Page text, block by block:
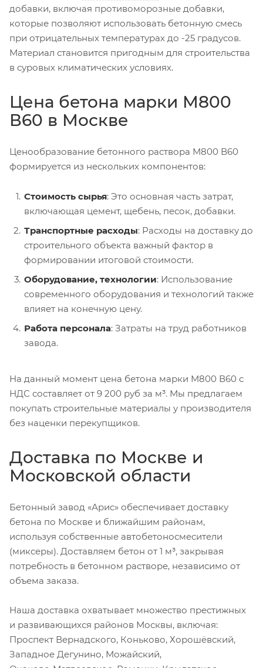
добавки, включая противоморозные добавки,
которые позволяют использовать бетонную смесь
при отрицательных температурах до -25 градусов.
Материал становится пригодным для строительства
в суровых климатических условиях.
Цена бетона марки М800
В60 в Москве
Ценообразование бетонного раствора М800 В60
формируется из нескольких компонентов:
Стоимость сырья: Это основная часть затрат,
включающая цемент, щебень, песок, добавки.
Транспортные расходы: Расходы на доставку до
строительного объекта важный фактор в
формировании итоговой стоимости.
Оборудование, технологии: Использование
современного оборудования и технологий также
влияет на конечную цену.
Работа персонала: Затраты на труд работников
завода.
На данный момент цена бетона марки М800 В60 с
НДС составляет от 9 200 руб за м³. Мы предлагаем
покупать строительные материалы у производителя
без наценки перекупщиков.
Доставка по Москве и
Московской области
Бетонный завод «Арис» обеспечивает доставку
бетона по Москве и ближайшим районам,
используя собственные автобетоносмесители
(миксеры). Доставляем бетон от 1 м³, закрывая
потребность в бетонном растворе, независимо от
объема заказа.
Наша доставка охватывает множество престижных
и развивающихся районов Москвы, включая:
Проспект Вернадского, Коньково, Хорошёвский,
Западное Дегунино, Можайский,